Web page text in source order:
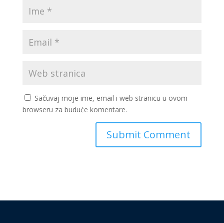
Sačuvaj moje ime, email i web stranicu u ovom
browseru za buduće komentare.